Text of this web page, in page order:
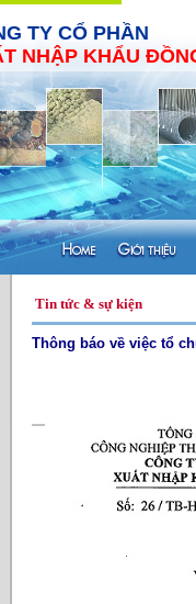
TY CỔ PHẦN
NHẬP KHẨU
Tin tức & sự kiện
Thông báo về việc tổ